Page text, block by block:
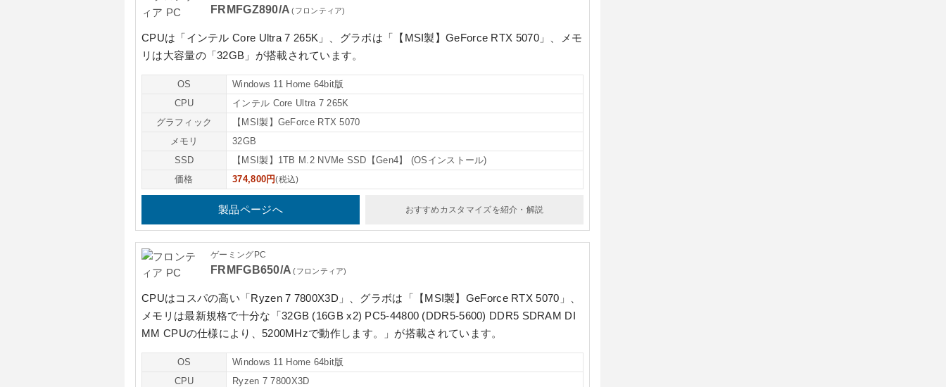
FRMFGZ890/A (フロンティア)
CPUは 「インテル Core Ultra 7 265K」 、グラボは 「【MSI製】GeForce RTX 5070」
、メモ
リは大容量の「32GB」 が搭載されています。
OS
Windows 11 Home 64bit版
CPU
インテル Core Ultra 7 265K
グラフィック
【MSI製】GeForce RTX 5070
メモリ
32GB
SSD
【MSI製】1TB M.2 NVMe SSD【Gen4】 (OSインストール)
価格
374,800円(税込)
製品ページへ おすすめカスタマイズを紹介・解説
ゲーミングPC
FRMFGB650/A (フロンティア)
CPUはコスパの高い 「Ryzen 7 7800X3D」 、グラボは 「【MSI製】GeForce RTX 5070」
メモリは最新規格で十分な 「32GB (16GB x2) PC5-44800 (DDR5-5600) DDR5 SDRAM DI
MM CPUの仕様により、5200MHzで動作します。」 が搭載されています。
OS
Windows 11 Home 64bit版
CPU
Ryzen 7 7800X3D